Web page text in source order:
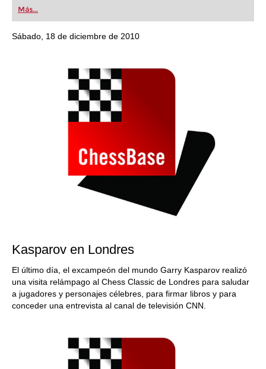
first steps into the world of club chess, or already
playing at a tournament level: with FRITZ, you can
train more efficiently, intelligently and with a
more personalised approach than ever before.
Más...
Sábado, 18 de diciembre de 2010
Kasparov en Londres
El último día, el excampeón del mundo Garry Kasparov realizó
una visita relámpago al Chess Classic de Londres para saludar
a jugadores y personajes célebres, para firmar libros y para
conceder una entrevista al canal de televisión CNN.